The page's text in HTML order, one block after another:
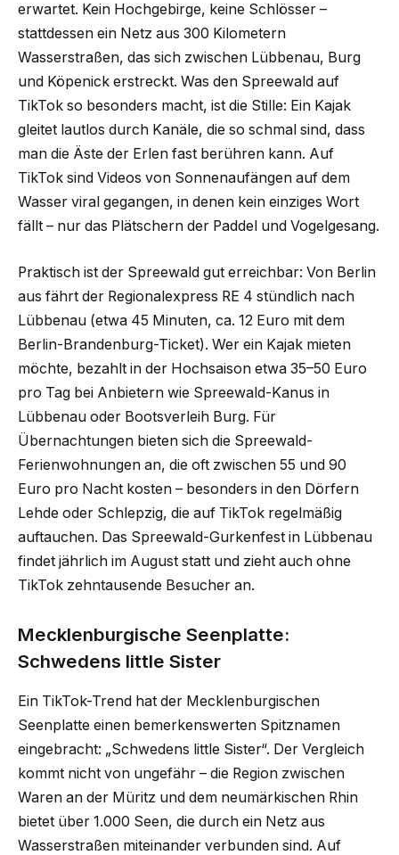
erwartet. Kein Hochgebirge, keine Schlösser –
stattdessen ein Netz aus 300 Kilometern
Wasserstraßen, das sich zwischen Lübbenau, Burg
und Köpenick erstreckt. Was den Spreewald auf
TikTok so besonders macht, ist die Stille: Ein Kajak
gleitet lautlos durch Kanäle, die so schmal sind, dass
man die Äste der Erlen fast berühren kann. Auf
TikTok sind Videos von Sonnenaufängen auf dem
Wasser viral gegangen, in denen kein einziges Wort
fällt – nur das Plätschern der Paddel und Vogelgesang.
Praktisch ist der Spreewald gut erreichbar: Von Berlin
aus fährt der Regionalexpress RE 4 stündlich nach
Lübbenau (etwa 45 Minuten, ca. 12 Euro mit dem
Berlin-Brandenburg-Ticket). Wer ein Kajak mieten
möchte, bezahlt in der Hochsaison etwa 35–50 Euro
pro Tag bei Anbietern wie Spreewald-Kanus in
Lübbenau oder Bootsverleih Burg. Für
Übernachtungen bieten sich die Spreewald-
Ferienwohnungen an, die oft zwischen 55 und 90
Euro pro Nacht kosten – besonders in den Dörfern
Lehde oder Schlepzig, die auf TikTok regelmäßig
auftauchen. Das Spreewald-Gurkenfest in Lübbenau
findet jährlich im August statt und zieht auch ohne
TikTok zehntausende Besucher an.
Mecklenburgische Seenplatte:
Schwedens little Sister
Ein TikTok-Trend hat der Mecklenburgischen
Seenplatte einen bemerkenswerten Spitznamen
eingebracht: „Schwedens little Sister“. Der Vergleich
kommt nicht von ungefähr – die Region zwischen
Waren an der Müritz und dem neumärkischen Rhin
bietet über 1.000 Seen, die durch ein Netz aus
Wasserstraßen miteinander verbunden sind. Auf